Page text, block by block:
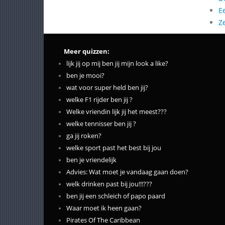
Meer quizzen:
lijk jij op mij ben jij mijn look a like?
ben je mooi?
wat voor super held ben jij?
welke F1 rijder ben jij ?
Welke vriendin lijk jij het meest???
welke tennisser ben jij ?
ga jij roken?
welke sport past het best bij jou
ben je vriendelijk
Advies: Wat moet je vandaag gaan doen?
welk drinken past bij jou!!!???
ben jij een schleich of papo paard
Waar moet ik heen gaan?
Pirates Of The Caribbean